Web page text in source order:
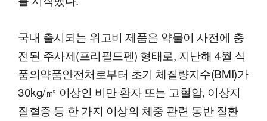
국내 출시되는 위고비 제품은 약물이 사전에 충
전된 주사제(프리필드펜) 형태로, 지난해 4월 식
품의약품안전처로부터 초기 체질량지수(BMI)가
30kg/㎡ 이상인 비만 환자 또는 고혈압, 이상지
질혈증 등 한 가지 이상의 체중 관련 동반 질환